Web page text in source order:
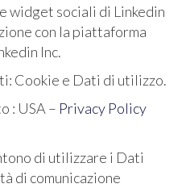
widget sociali di Linkedin
con la piattaforma
Inc.
Cookie e Dati di utilizzo.
: USA – Privacy Policy
di utilizzare i Dati
di comunicazione